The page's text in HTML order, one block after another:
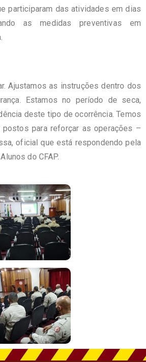
participaram das atividades em dias
as medidas preventivas em
Ajustamos as instruções dentro dos
Estamos no período de seca,
deste tipo de ocorrência. Temos
para reforçar as operações –
oficial que está respondendo pela
do CFAP.